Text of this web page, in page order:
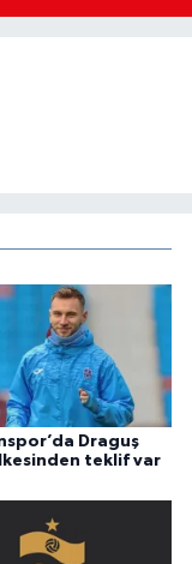
Draguş
teklif var